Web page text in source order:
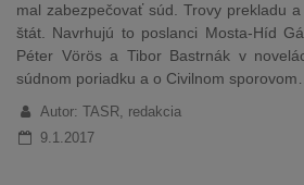
mal zabezpečovať súd. Trovy prekladu
štát. Navrhujú to poslanci Mosta-Híd
Péter Vörös a Tibor Bastrnák v
súdnom poriadku a o Civilnom sporovom…
Autor: TASR, redakcia
9.1.2017